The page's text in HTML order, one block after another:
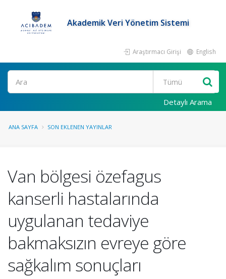
Akademik Veri Yönetim Sistemi
Araştırmacı Girişi English
Ara
Detaylı Arama
ANA SAYFA SON EKLENEN YAYINLAR
Van bölgesi özefagus
kanserli hastalarında
uygulanan tedaviye
bakmaksızın evreye göre
sağkalım sonuçları